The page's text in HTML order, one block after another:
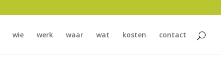
wie werk waar wat kosten contact